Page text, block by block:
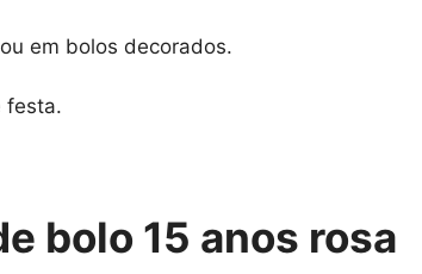
em bolos decorados.
festa.
bolo 15 anos rosa